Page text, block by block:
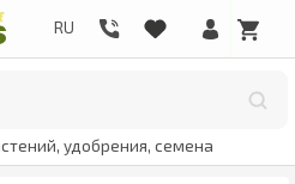
удобрения, семена